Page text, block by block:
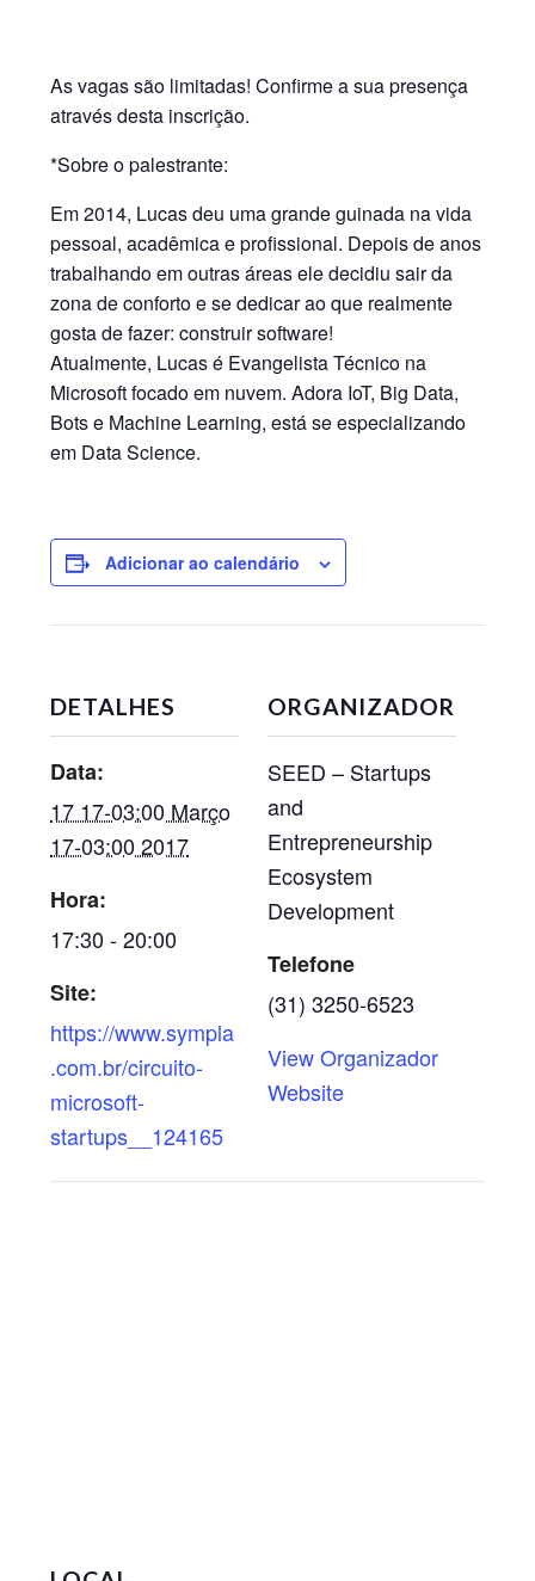
As vagas são limitadas! Confirme a sua presença
através desta inscrição.
*Sobre o palestrante:
Em 2014, Lucas deu uma grande guinada na vida
pessoal, acadêmica e profissional. Depois de anos
trabalhando em outras áreas ele decidiu sair da
zona de conforto e se dedicar ao que realmente
gosta de fazer: construir software!
Atualmente, Lucas é Evangelista Técnico na
Microsoft focado em nuvem. Adora IoT, Big Data,
Bots e Machine Learning, está se especializando
em Data Science.
Adicionar ao calendário
DETALHES
Data:
17 17-03:00 Março
17-03:00 2017
Hora:
17:30 - 20:00
Site:
https://www.sympla
.com.br/circuito-
microsoft-
startups__124165
ORGANIZADOR
SEED – Startups
and
Entrepreneurship
Ecosystem
Development
Telefone
(31) 3250-6523
View Organizador
Website